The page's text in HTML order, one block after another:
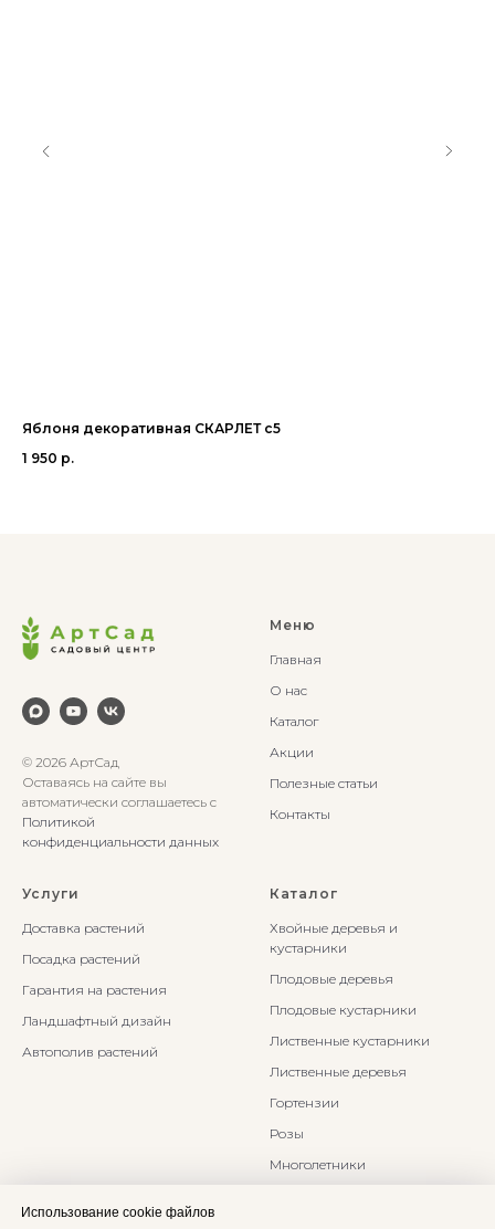
Яблоня декоративная СКАРЛЕТ с5
1 950 р.
© 2026 АртСад
Оставаясь на сайте вы
автоматически соглашаетесь с
Политикой
конфиденциальности данных
Меню
Главная
О нас
Каталог
Акции
Полезные статьи
Контакты
Услуги
Доставка растений
Посадка растений
Гарантия на растения
Ландшафтный дизайн
Автополив растений
Каталог
Хвойные деревья и
кустарники
Плодовые деревья
Плодовые кустарники
Лиственные кустарники
Лиственные деревья
Гортензии
Розы
Многолетники
Использование cookie файлов